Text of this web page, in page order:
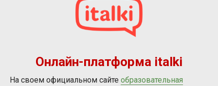
Онлайн-платформа italki
На своем официальном сайте образовательная